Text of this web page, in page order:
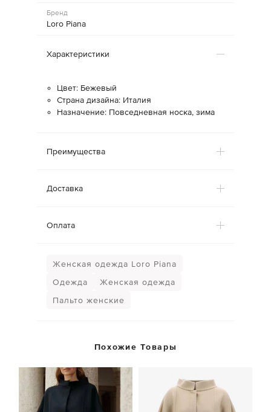
Бренд
Loro Piana
Характеристики
Цвет: Бежевый
Страна дизайна: Италия
Назначение: Повседневная носка, зима
Преимущества
Доставка
Оплата
Женская одежда Loro Piana
Одежда
Женская одежда
Пальто женские
Похожие Товары